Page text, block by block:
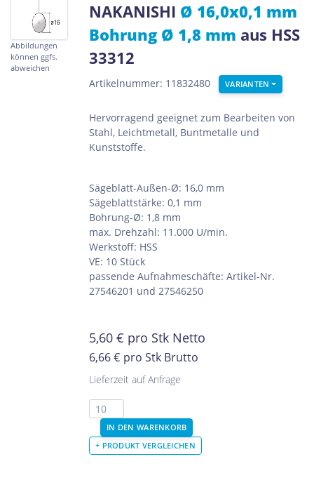
Abbildungen
können ggfs.
abweichen
NAKANISHI Ø 16,0x0,1 mm
Bohrung Ø 1,8 mm aus HSS
33312
Artikelnummer: 11832480 VARIANTEN
Hervorragend geeignet zum Bearbeiten von
Stahl, Leichtmetall, Buntmetalle und
Kunststoffe.
Sägeblatt-Außen-Ø: 16,0 mm
Sägeblattstärke: 0,1 mm
Bohrung-Ø: 1,8 mm
max. Drehzahl: 11.000 U/min.
Werkstoff: HSS
VE: 10 Stück
passende Aufnahmeschäfte: Artikel-Nr.
27546201 und 27546250
5,60 € pro Stk Netto
6,66 € pro Stk Brutto
Lieferzeit auf Anfrage